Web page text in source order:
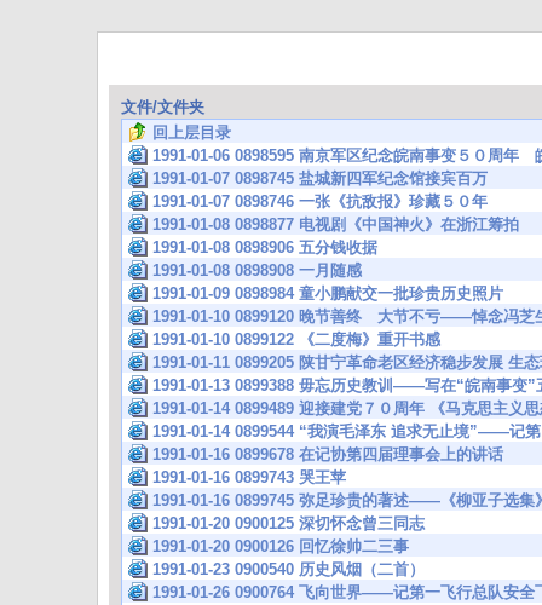
文件/文件夹
回上层目录
1991-01-06 0898595 南京军区纪念皖南事变５０周年
1991-01-07 0898745 盐城新四军纪念馆接宾百万
1991-01-07 0898746 一张《抗敌报》珍藏５０年
1991-01-08 0898877 电视剧《中国神火》在浙江筹拍
1991-01-08 0898906 五分钱收据
1991-01-08 0898908 一月随感
1991-01-09 0898984 童小鹏献交一批珍贵历史照片
1991-01-10 0899120 晚节善终 大节不亏——悼念冯芝
1991-01-10 0899122 《二度梅》重开书感
1991-01-11 0899205 陕甘宁革命老区经济稳步发展 生
1991-01-13 0899388 毋忘历史教训——写在“皖南事变”
1991-01-14 0899489 迎接建党７０周年 《马克思主义
1991-01-14 0899544 “我演毛泽东 追求无止境”——记
1991-01-16 0899678 在记协第四届理事会上的讲话
1991-01-16 0899743 哭王苹
1991-01-16 0899745 弥足珍贵的著述——《柳亚子选集
1991-01-20 0900125 深切怀念曾三同志
1991-01-20 0900126 回忆徐帅二三事
1991-01-23 0900540 历史风烟（二首）
1991-01-26 0900764 飞向世界——记第一飞行总队安全